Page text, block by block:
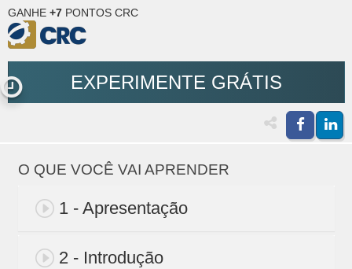
GANHE +7 PONTOS CRC
EXPERIMENTE GRÁTIS
O QUE VOCÊ VAI APRENDER
1 - Apresentação
2 - Introdução